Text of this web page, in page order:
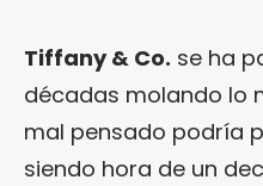
Tiffany & Co. se ha
décadas molando lo
mal pensado podría
siendo hora de un